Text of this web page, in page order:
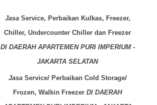
JasaService, Perbaikan Kulkas, Freezer,
Chiller, Undercounter Chiller dan Freezer
DI DAERAH APARTEMEN PURI IMPERIUM -
JAKARTA SELATAN
JasaService/ Perbaikan Cold Storage/
Frozen, Walkin Freezer DI DAERAH